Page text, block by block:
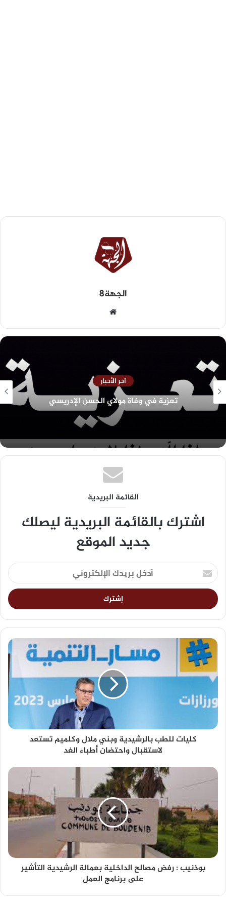
الجهة8
آخر الأخبار
تعزية في وفاة مولاي الحسن الإدريسي
القائمة البريدية
اشترك بالقائمة البريدية ليصلك
جديد الموقع
كليات للطب بالرشيدية وبني ملال وكلميم تستعد
لاستقبال واحتضان أطباء الغد
بوذنيب : رفض مصالح الداخلية بعمالة الرشيدية التأشير
على برنامج العمل